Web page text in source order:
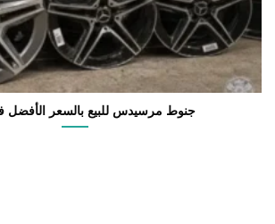
جنوط مرسيدس للبيع بالسعر الأفضل في